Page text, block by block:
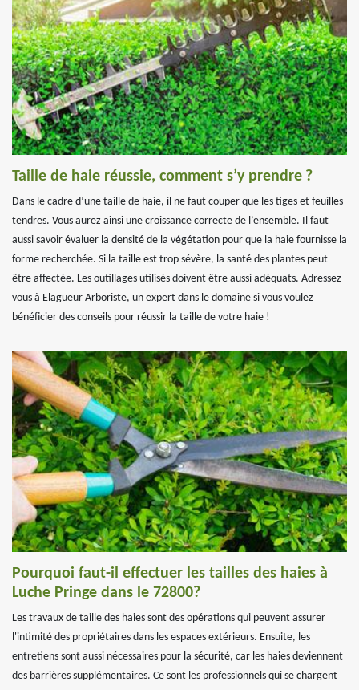
Taille de haie réussie, comment s’y prendre ?
Dans le cadre d’une taille de haie, il ne faut couper que les tiges et feuilles
tendres. Vous aurez ainsi une croissance correcte de l’ensemble. Il faut
aussi savoir évaluer la densité de la végétation pour que la haie fournisse la
forme recherchée. Si la taille est trop sévère, la santé des plantes peut
être affectée. Les outillages utilisés doivent être aussi adéquats. Adressez-
vous à Elagueur Arboriste, un expert dans le domaine si vous voulez
bénéficier des conseils pour réussir la taille de votre haie !
Pourquoi faut-il effectuer les tailles des haies à
Luche Pringe dans le 72800?
Les travaux de taille des haies sont des opérations qui peuvent assurer
l'intimité des propriétaires dans les espaces extérieurs. Ensuite, les
entretiens sont aussi nécessaires pour la sécurité, car les haies deviennent
des barrières supplémentaires. Ce sont les professionnels qui se chargent